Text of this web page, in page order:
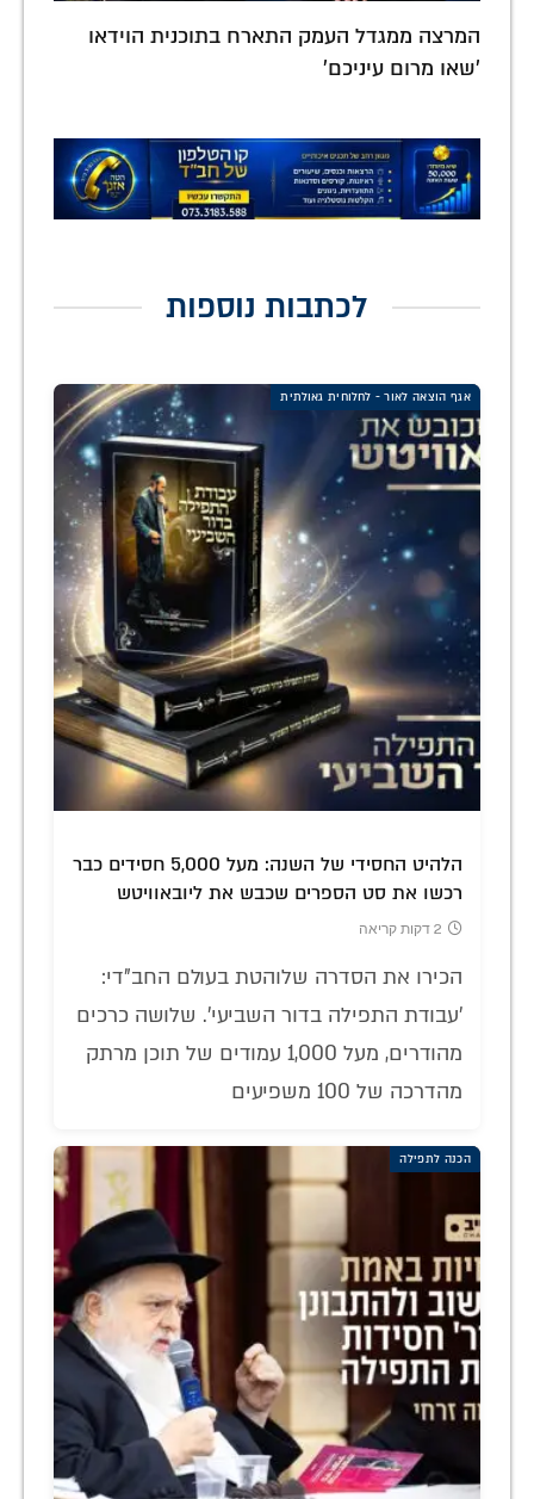
המרצה ממגדל העמק התארח בתוכנית הוידאו
'שאו מרום עיניכם'
לכתבות נוספות
אגף הוצאה לאור - לחלוחית גאולתית
הלהיט החסידי של השנה: מעל 5,000 חסידים כבר
רכשו את סט הספרים שכבש את ליובאוויטש
2 דקות קריאה
הכירו את הסדרה שלוהטת בעולם החב"די:
'עבודת התפילה בדור השביעי'. שלושה כרכים
מהודרים, מעל 1,000 עמודים של תוכן מרתק
מהדרכה של 100 משפיעים
הכנה לתפילה